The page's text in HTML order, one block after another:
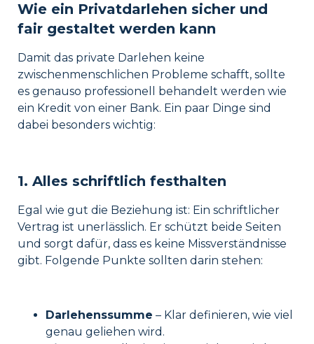
Wie ein Privatdarlehen sicher und
fair gestaltet werden kann
Damit das private Darlehen keine
zwischenmenschlichen Probleme schafft, sollte
es genauso professionell behandelt werden wie
ein Kredit von einer Bank. Ein paar Dinge sind
dabei besonders wichtig:
1. Alles schriftlich festhalten
Egal wie gut die Beziehung ist: Ein schriftlicher
Vertrag ist unerlässlich. Er schützt beide Seiten
und sorgt dafür, dass es keine Missverständnisse
gibt. Folgende Punkte sollten darin stehen:
Darlehenssumme – Klar definieren, wie viel
genau geliehen wird.